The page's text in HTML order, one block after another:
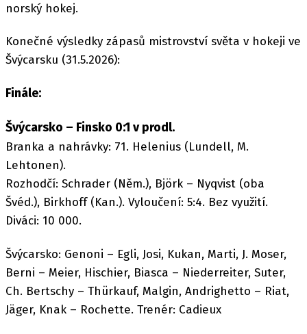
norský hokej.
Konečné výsledky zápasů mistrovství světa v hokeji ve
Švýcarsku (31.5.2026):
Finále:
Švýcarsko – Finsko 0:1 v prodl.
Branka a nahrávky: 71. Helenius (Lundell, M.
Lehtonen).
Rozhodčí: Schrader (Něm.), Björk – Nyqvist (oba
Švéd.), Birkhoff (Kan.). Vyloučení: 5:4. Bez využití.
Diváci: 10 000.
Švýcarsko: Genoni – Egli, Josi, Kukan, Marti, J. Moser,
Berni – Meier, Hischier, Biasca – Niederreiter, Suter,
Ch. Bertschy – Thürkauf, Malgin, Andrighetto – Riat,
Jäger, Knak – Rochette. Trenér: Cadieux